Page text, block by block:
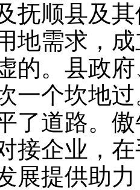
抚顺县及
地需求，
的。县政
一个坎地
了道路。
接企业，
展提供助